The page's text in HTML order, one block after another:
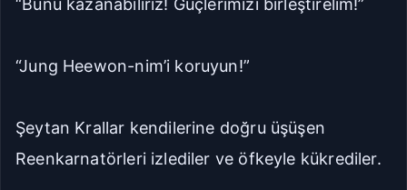
“Bunu kazanabiliriz! Güçlerimizi birleştirelim!”
“Jung Heewon-nim’i koruyun!”
Şeytan Krallar kendilerine doğru üşüşen
Reenkarnatörleri izlediler ve öfkeyle kükrediler.